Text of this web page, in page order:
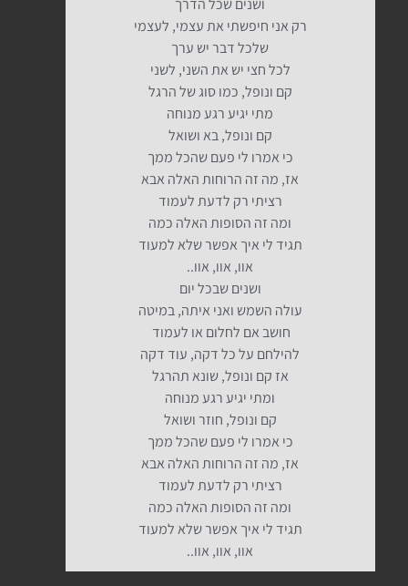
רק אני חיפשתי את עצמי, לעצמי
שלכל דבר יש ערך
לכל חצי יש את השני, לשני
קם ונופל, כמו סוג של הרגל
מתי יגיע רגע מנוחה
קם ונופל, בא ושואל
כי אמרו לי פעם שהכל ממך
אז, מה זה הרוחות האלה אבא
רציתי רק לדעת לעמוד
ומה זה הסופות האלה כמה
תגיד לי איך אפשר שלא למעוד
אוו, אוו, אוו..
ושנים שבכל יום
עולה השמש ואני איתה, במיטה
חושב אם לחלום או לעמוד
להילחם על כל דקה, עוד דקה
אז קם ונופל, שונא תהרגל
ומתי יגיע רגע מנוחה
קם ונופל, חוזר ושואל
כי אמרו לי פעם שהכל ממך
אז, מה זה הרוחות האלה אבא
רציתי רק לדעת לעמוד
ומה זה הסופות האלה כמה
תגיד לי איך אפשר שלא למעוד
אוו, אוו, אוו..